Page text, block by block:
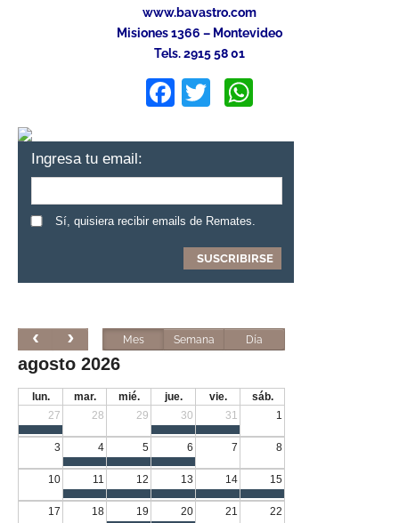
www.bavastro.com
Misiones 1366 – Montevideo
Tels. 2915 58 01
Facebook
Twitter
Ingresa tu email:
Sí, quisiera recibir emails de Remates.
Mes Semana Día
agosto 2026
lun. mar. mié. jue. vie.
sáb.
27
28 29 30 31 1
3 4 5 6 7 8
10 11 12 13 14 15
17 18 19 20 21 22